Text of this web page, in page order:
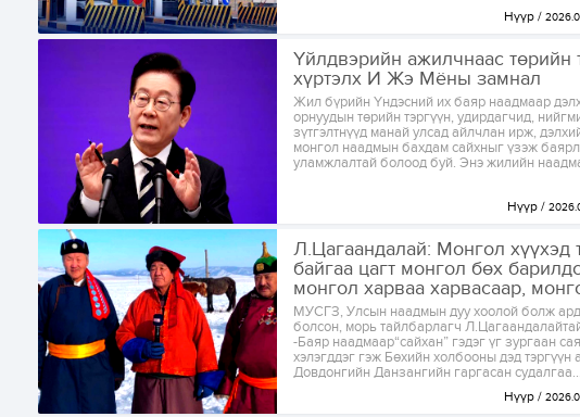
Нүүр
Үйлдвэрийн ажилчнаас төрийн
хүртэлх И Жэ Мёны замнал
Жил бүрийн Үндэсний их баяр наадмаар
орнуудын төрийн тэргүүн, удирдагчид,
зүтгэлтнүүд манай улсад айлчлан ирж,
монгол наадмын бахдам сайхныг үзэж
уламжлалтай болоод буй. Энэ жилийн
Нүүр
Л.Цагаандалай: Монгол хүүхэд
байгаа цагт монгол бөх
монгол харваа харвасаар,
МУСГЗ, Улсын наадмын дуу хоолой болж ард
болсон, морь тайлбарлагч
-Баяр наадмаар“сайхан” гэдэг үг зургаан
хэлэгддэг гэж Бөхийн холбооны дэд тэргүүн
Довдонгийн Данзангийн гаргасан судалгаа...
Нүүр